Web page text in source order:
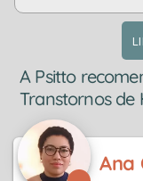
A Psitto
Transtornos de
Ana